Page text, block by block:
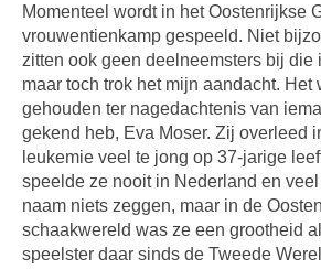
Momenteel wordt in het Oostenrijkse
vrouwentienkamp gespeeld. Niet
zitten ook geen deelneemsters bij die
maar toch trok het mijn aandacht. Het
gehouden ter nagedachtenis van
gekend heb, Eva Moser. Zij overleed
leukemie veel te jong op 37-jarige
speelde ze nooit in Nederland en
naam niets zeggen, maar in de
schaakwereld was ze een grootheid
speelster daar sinds de Tweede